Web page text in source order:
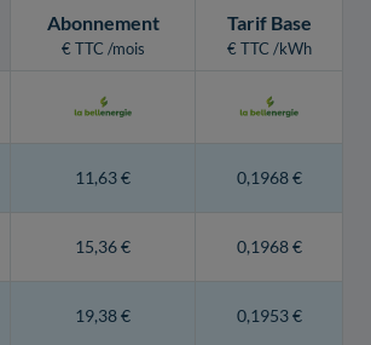
Abonnement
€ TTC /mois
Tarif Base
€ TTC /kWh
11,63 € 0,1968 €
15,36 € 0,1968 €
19,38 € 0,1953 €